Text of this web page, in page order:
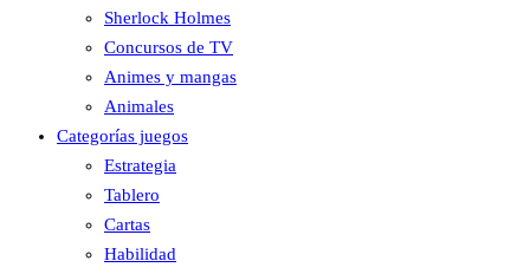
Sherlock Holmes
Concursos de TV
Animes y mangas
Animales
Categorías juegos
Estrategia
Tablero
Cartas
Habilidad